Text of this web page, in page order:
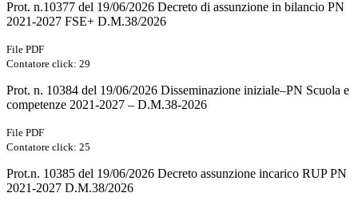
Prot. n.10377 del 19/06/2026 Decreto di assunzione in bilancio PN
2021-2027 FSE+ D.M.38/2026
File PDF
Contatore click: 29
Prot. n. 10384 del 19/06/2026 Disseminazione iniziale–PN Scuola e
competenze 2021-2027 – D.M.38-2026
File PDF
Contatore click: 25
Prot.n. 10385 del 19/06/2026 Decreto assunzione incarico RUP PN
2021-2027 D.M.38/2026